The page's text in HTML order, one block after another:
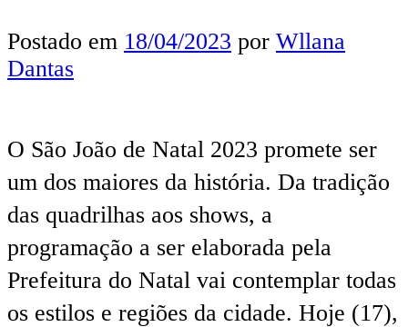
Postado em 18/04/2023 por Wllana
Dantas
O São João de Natal 2023 promete ser
um dos maiores da história. Da tradição
das quadrilhas aos shows, a
programação a ser elaborada pela
Prefeitura do Natal vai contemplar todas
os estilos e regiões da cidade. Hoje (17),